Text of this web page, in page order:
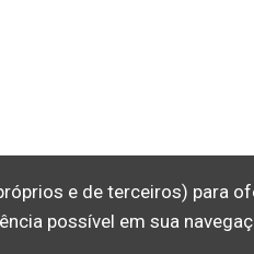
e de terceiros) para
possível em sua